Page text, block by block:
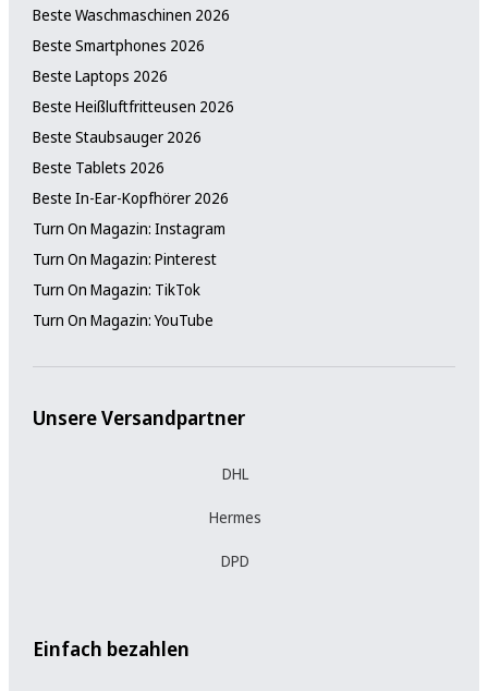
Beste Waschmaschinen 2026
Beste Smartphones 2026
Beste Laptops 2026
Beste Heißluftfritteusen 2026
Beste Staubsauger 2026
Beste Tablets 2026
Beste In-Ear-Kopfhörer 2026
Turn On Magazin: Instagram
Turn On Magazin: Pinterest
Turn On Magazin: TikTok
Turn On Magazin: YouTube
Unsere Versandpartner
DHL
Hermes
DPD
Einfach bezahlen